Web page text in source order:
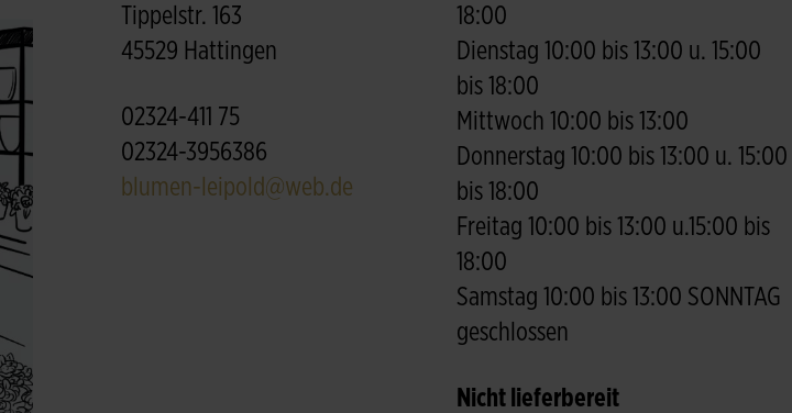
Tippelstr. 163
45529 Hattingen
02324-411 75
02324-3956386
blumen-leipold@web.de
18:00
Dienstag 10:00 bis 13:00 u. 15:00
bis 18:00
Mittwoch 10:00 bis 13:00
Donnerstag 10:00 bis 13:00 u. 15:00
bis 18:00
Freitag 10:00 bis 13:00 u.15:00 bis
18:00
Samstag 10:00 bis 13:00 SONNTAG
geschlossen
Nicht lieferbereit